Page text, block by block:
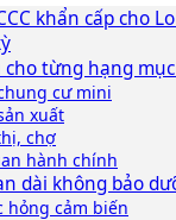
khẩn cấp cho
từng hạng
cư mini
xuất
chợ
hành chính
dài không bảo
hỏng cảm biến